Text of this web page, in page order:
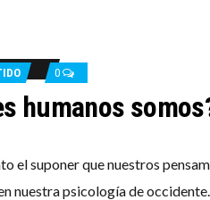
0
humanos
el suponer que nuestros
nuestra psicología de occidente.